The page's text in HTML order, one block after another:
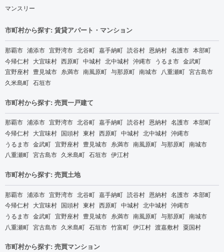
マンスリー
市町村から探す: 賃貸アパート・マンション
那覇市 浦添市 宜野湾市 北谷町 嘉手納町 読谷村 恩納村 名護市 本部町
今帰仁村 大宜味村 西原町 中城村 北中城村 沖縄市 うるま市 金武町
宜野座村 豊見城市 糸満市 南風原町 与那原町 南城市 八重瀬町 宮古島市
久米島町 石垣市
市町村から探す: 売買一戸建て
那覇市 浦添市 宜野湾市 北谷町 嘉手納町 読谷村 恩納村 名護市 本部町
今帰仁村 大宜味村 国頭村 東村 西原町 中城村 北中城村 沖縄市
うるま市 金武町 宜野座村 豊見城市 糸満市 南風原町 与那原町 南城市
八重瀬町 宮古島市 久米島町 石垣市 伊江村
市町村から探す: 売買土地
那覇市 浦添市 宜野湾市 北谷町 嘉手納町 読谷村 恩納村 名護市 本部町
今帰仁村 大宜味村 国頭村 東村 西原町 中城村 北中城村 沖縄市
うるま市 金武町 宜野座村 豊見城市 糸満市 南風原町 与那原町 南城市
八重瀬町 宮古島市 久米島町 石垣市 竹富町 伊江村 渡嘉敷村 粟国村
市町村から探す: 売買マンション